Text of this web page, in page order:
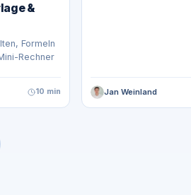
&
Formeln
Rechner
10 min Jan Weinland